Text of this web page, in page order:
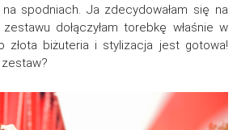
spodniach. Ja zdecydowałam się na
dołączyłam torebkę właśnie w
złota biżuteria i stylizacja jest gotowa!